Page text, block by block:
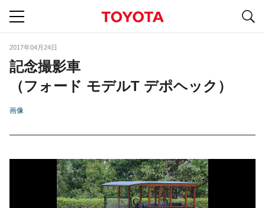
2017年04月24日
記念撮影車
（フォード モデルT デポヘック）
画像